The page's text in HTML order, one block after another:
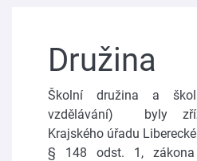
Družina
Školní družina a
vzdělávání) byly
Krajského úřadu
§ 148 odst. 1,